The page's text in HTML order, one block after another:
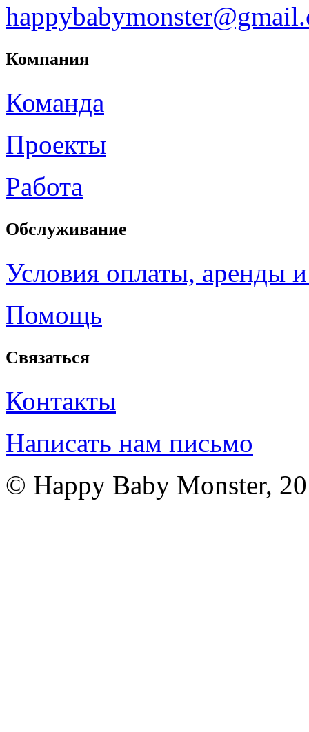
Компания
Команда
Проекты
Работа
Обслуживание
Условия оплаты, аренды
Помощь
Связаться
Контакты
Написать нам письмо
© Happy Baby Monster,